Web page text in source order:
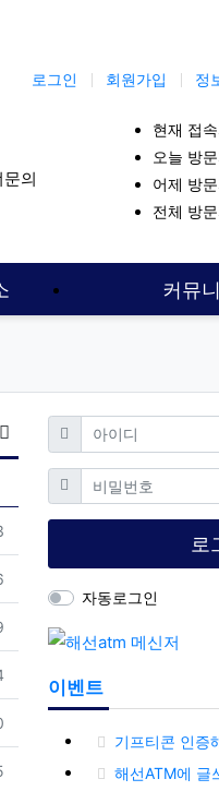
로그인 회원가입 정
주식투자
현재 접
오늘 방
어제 방
전체 방
커뮤
검색
게시물 정렬
아이디 필수
비밀번호필수
로
자동로그인
이벤트
기프티콘 인증해주시는 회
해선ATM에 글쓰기 등 정보공